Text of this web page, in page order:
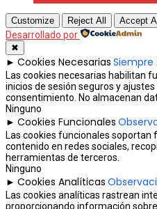
Customize Reject All Accept All
Desarrollado por
✖
► Cookies Necesarias Siempre
Las cookies necesarias habilitan
inicios de sesión seguros y
consentimiento. No almacenan
Ninguno
► Cookies Funcionales
Las cookies funcionales
contenido en redes sociales,
herramientas de terceros.
Ninguno
► Cookies Analíticas
Las cookies analíticas rastrean
proporcionando información